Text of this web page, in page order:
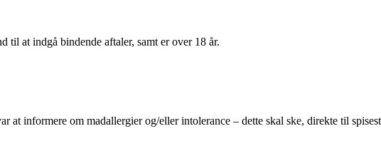
til at indgå bindende aftaler, samt er over 18 år.
at informere om madallergier og/eller intolerance – dette skal ske, direkte til